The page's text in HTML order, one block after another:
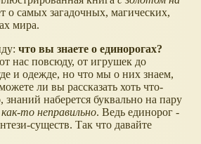
о самых загадочных, магических,
мира.
что вы знаете о единорогах?
нас повсюду, от игрушек до
и одежде, но что мы о них знаем,
ли вы рассказать хоть что-
знаний наберется буквально на пару
то неправильно. Ведь единорог -
существ. Так что давайте